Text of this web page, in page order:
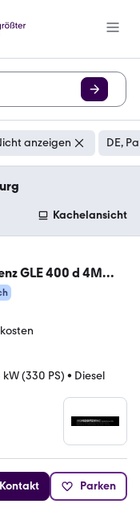
anzeigen DE,
Kachelansicht
GLE 400 d 4M
Distronic
kW (330 PS) • Diesel
Kontakt Parken